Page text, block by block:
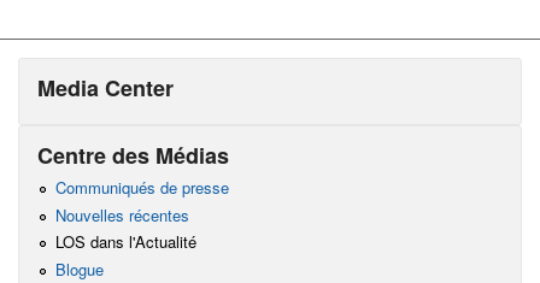
Media Center
Centre des Médias
Communiqués de presse
Nouvelles récentes
LOS dans l'Actualité
Blogue